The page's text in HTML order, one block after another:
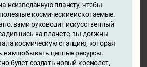
неизведанную планету, чтобы
космические ископаемые.
вами руководит искусственный
на планете, вы должны
космическую станцию, которая
вам добывать ценные ресурсы.
будет создать новый космолет,